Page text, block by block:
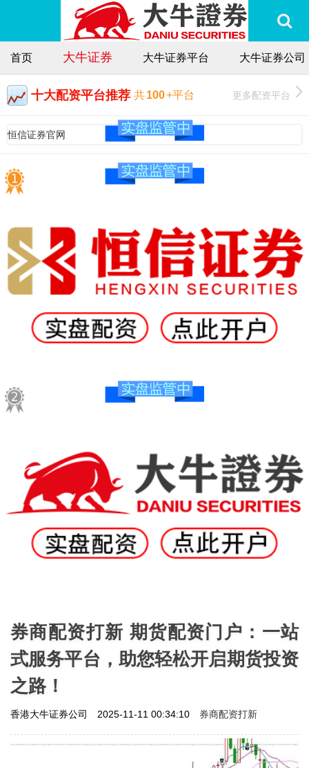
首页 大牛证券 大牛证券平台 大牛证券公司
十大配资平台推荐 共100+平台 更多配资平台
恒信证券官网
券商配资打新 期货配资门户：一站
式服务平台，助您轻松开启期货投资
之路！
香港大牛证券公司 2025-11-11 00:34:10 券商配资打新